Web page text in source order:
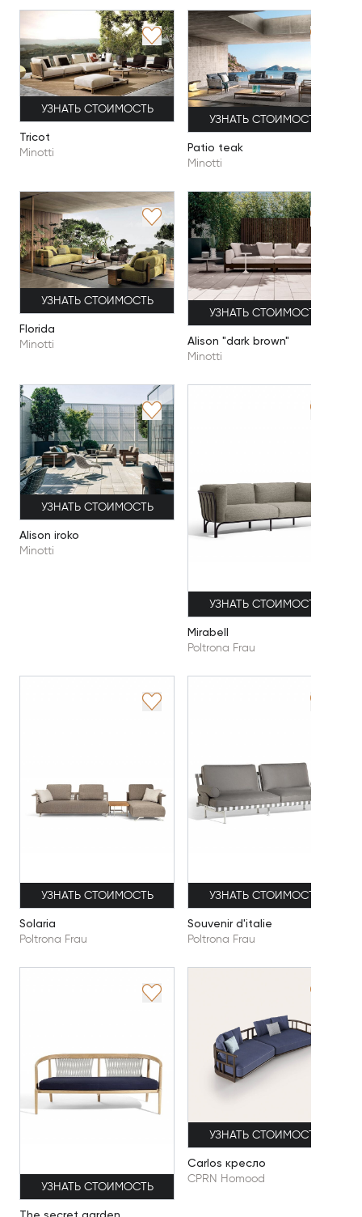
УЗНАТЬ СТОИМОСТЬ
Tricot
Minotti
УЗНАТЬ СТОИМОСТЬ
Patio teak
Minotti
УЗНАТЬ СТОИМОСТЬ
Florida
Minotti
УЗНАТЬ СТОИМОСТЬ
Alison "dark brown"
Minotti
УЗНАТЬ СТОИМОСТЬ
Alison iroko
Minotti
УЗНАТЬ СТОИМОСТЬ
Mirabell
Poltrona Frau
УЗНАТЬ СТОИМОСТЬ
Solaria
Poltrona Frau
УЗНАТЬ СТОИМОСТЬ
Souvenir d'italie
Poltrona Frau
УЗНАТЬ СТОИМОСТЬ
УЗНАТЬ СТОИМОСТЬ
Carlos кресло
CPRN Homood